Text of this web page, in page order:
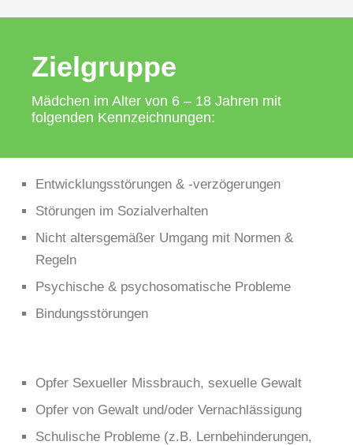
Zielgruppe
Mädchen im Alter von 6 – 18 Jahren mit
folgenden Kennzeichnungen:
Entwicklungsstörungen & -verzögerungen
Störungen im Sozialverhalten
Nicht altersgemäßer Umgang mit Normen &
Regeln
Psychische & psychosomatische Probleme
Bindungsstörungen
Opfer Sexueller Missbrauch, sexuelle Gewalt
Opfer von Gewalt und/oder Vernachlässigung
Schulische Probleme (z.B. Lernbehinderungen,